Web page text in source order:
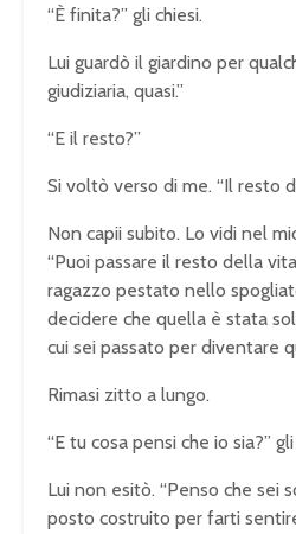
“È finita?” gli chiesi.
Lui guardò il giardino per
giudiziaria, quasi.”
“E il resto?”
Si voltò verso di me. “Il resto
Non capii subito. Lo vidi nel
“Puoi passare il resto della
ragazzo pestato nello
decidere che quella è stata
cui sei passato per diventare
Rimasi zitto a lungo.
“E tu cosa pensi che io sia?”
Lui non esitò. “Penso che sei
posto costruito per farti